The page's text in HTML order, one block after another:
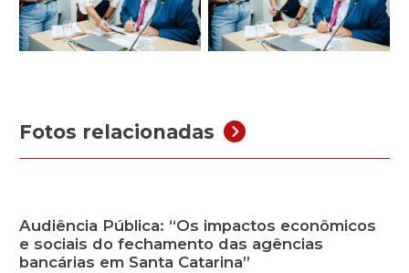
Fotos relacionadas
Audiência Pública: “Os impactos econômicos
e sociais do fechamento das agências
bancárias em Santa Catarina”